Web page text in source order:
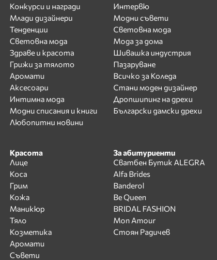
Конкурси и награди
Млади дизайнери
Тенденции
Световна мода
Здраве и красота
Грижи за тялото
Аромати
Аксесоари
Интимна мода
Модни списания и книги
Любопитни новини
Интервю
Модни съвети
Световна мода
Мода за дома
Шивашка индустрия
Пазаруване
Всичко за Коледа
Стани моден дизайнер
Дропшипинг на дрехи
Български дамски дрехи
Красота
Лице
Коса
Грим
Кожа
Маникюр
Тяло
Козметика
Аромати
Съвети
За абитуриенти
Сватбен Бутик ALEGRA
Alfa Brides
Banderol
Be Queen
BRIDAL FASHION
Mon Amour
Стоян Радичев